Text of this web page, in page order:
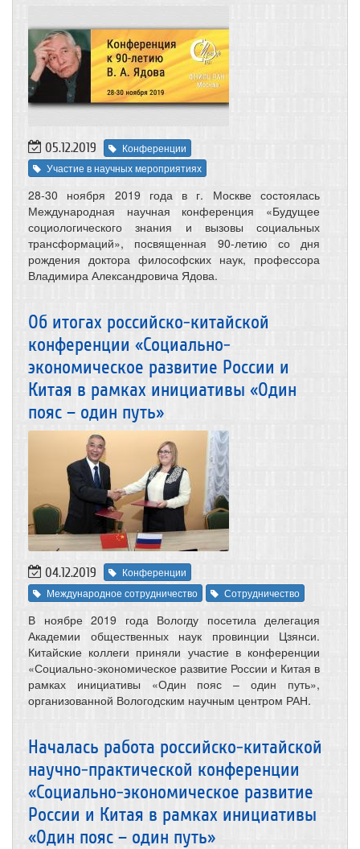
05.12.2019
Конференции
Участие в научных мероприятиях
28-30 ноября 2019 года в г. Москве состоялась
Международная научная конференция «Будущее
социологического знания и вызовы социальных
трансформаций», посвященная 90-летию со дня
рождения доктора философских наук, профессора
Владимира Александровича Ядова.
Об итогах российско-китайской
конференции «Социально-
экономическое развитие России и
Китая в рамках инициативы «Один
пояс – один путь»
04.12.2019
Конференции
Международное сотрудничество
Сотрудничество
В ноябре 2019 года Вологду посетила делегация
Академии общественных наук провинции Цзянси.
Китайские коллеги приняли участие в конференции
«Социально-экономическое развитие России и Китая в
рамках инициативы «Один пояс – один путь»,
организованной Вологодским научным центром РАН.
Началась работа российско-китайской
научно-практической конференции
«Социально-экономическое развитие
России и Китая в рамках инициативы
«Один пояс – один путь»